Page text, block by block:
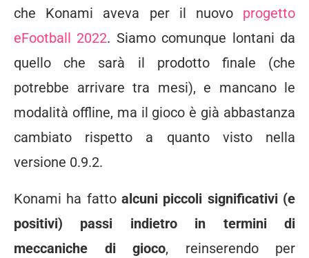
che Konami aveva per il nuovo progetto
eFootball 2022. Siamo comunque lontani da
quello che sarà il prodotto finale (che
potrebbe arrivare tra mesi), e mancano le
modalità offline, ma il gioco è già abbastanza
cambiato rispetto a quanto visto nella
versione 0.9.2.
Konami ha fatto alcuni piccoli significativi (e
positivi) passi indietro in termini di
meccaniche di gioco, reinserendo per